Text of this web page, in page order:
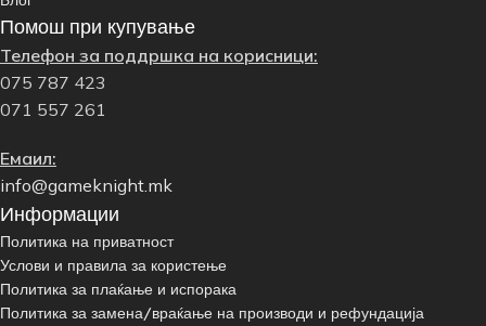
Помош при купување
Телефон за поддршка на корисници:
075 787 423
071 557 261
Емаил:
info@gameknight.mk
Информации
Политика на приватност
Услови и правила за користење
Политика за плаќање и испорака
Политика за замена/враќање на производи и рефундација